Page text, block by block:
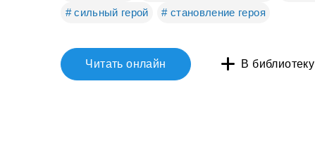
# сильный герой
# становление героя
Читать онлайн В библиотеку